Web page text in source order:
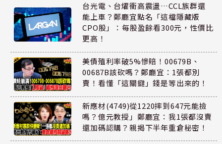
台光電、台燿衝高震盪…CCL族群還
能上車？鄭廳宜點名「這檔隱藏版
CPO股」：每股盈餘看300元，性價比
更高！
美債殖利率破5%慘賠！00679B、
00687B該砍嗎？鄭廳宜：1張都別
賣！看懂「這關鍵」錢是等出來的！
新應材(4749)從1220摔到647元能撿
嗎？億元教授」鄭廳宜：我1張都沒賣
還加碼認購？親揭下半年重倉秘密！